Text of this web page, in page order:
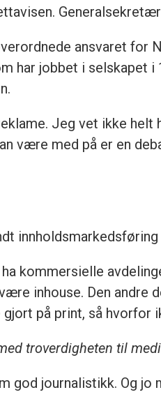
ansvaret
har jobbet i selskapet
Jeg vet ikke
være med på er en
kommersielle
inhouse. Den andre
på print, så hvorfor
troverdigheten til
god journalistikk. Og jo